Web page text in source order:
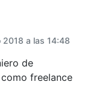
2018 a las 14:48
de
freelance